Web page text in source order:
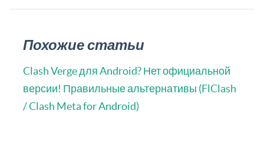
Похожие статьи
Clash Verge для Android? Нет официальной
версии! Правильные альтернативы (FlClash
/ Clash Meta for Android)